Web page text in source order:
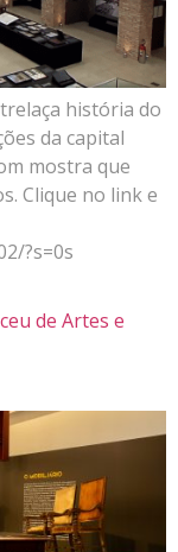
história do
da capital
mostra que
Clique no link e
?s=0s
de Artes e